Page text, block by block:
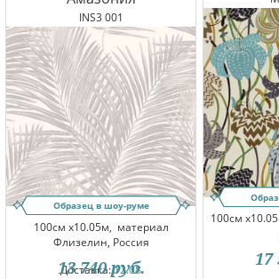
INS3 001
Образец в шоу-руме
100см x10.05м, материал
Флизелин, Россия
Доставка:12.08
13 740 руб.
100см
17